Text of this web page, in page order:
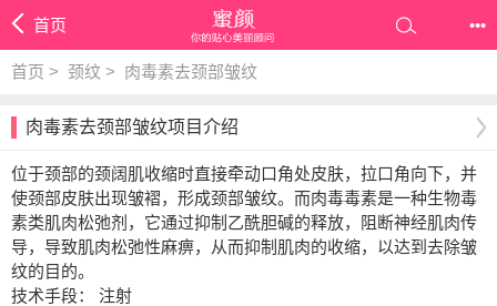
首页 •••
首页 > 颈纹 > 肉毒素去颈部皱纹
肉毒素去颈部皱纹项目介绍
位于颈部的颈阔肌收缩时直接牵动口角处皮肤，拉口角向下，并
使颈部皮肤出现皱褶，形成颈部皱纹。而肉毒毒素是一种生物毒
素类肌肉松弛剂，它通过抑制乙酰胆碱的释放，阻断神经肌肉传
导，导致肌肉松弛性麻痹，从而抑制肌肉的收缩，以达到去除皱
纹的目的。
技术手段： 注射